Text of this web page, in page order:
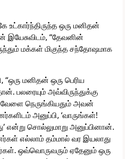
உட்கார்ந்திருந்த ஒரு மனிதன்
“தேவனின்
மக்கள் மிகுந்த சந்தோஷமாக
மனிதன் ஒரு பெரிய
பலரையும் அவ்விருந்துக்கு
வேளை நெருங்கியதும் அவன்
அனுப்பி, ‘வாருங்கள்!
என்று சொல்லுமாறு அனுப்பினான்.
எல்லாம் தம்மால் வர இயலாது
ஒவ்வொருவரும் ஏதேனும் ஒரு